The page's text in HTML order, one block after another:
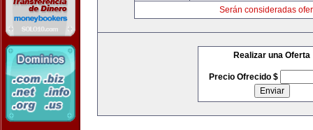
Serán consideradas
Realizar una Oferta
Precio Ofrecido $